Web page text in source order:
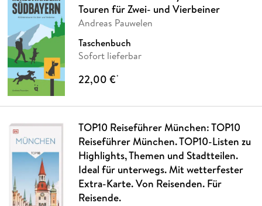
Touren für Zwei- und Vierbeiner
Andreas Pauwelen
Taschenbuch
Sofort lieferbar
22,00 €*
TOP10 Reiseführer München: TOP10
Reiseführer München. TOP10-Listen zu
Highlights, Themen und Stadtteilen.
Ideal für unterwegs. Mit wetterfester
Extra-Karte. Von Reisenden. Für
Reisende.